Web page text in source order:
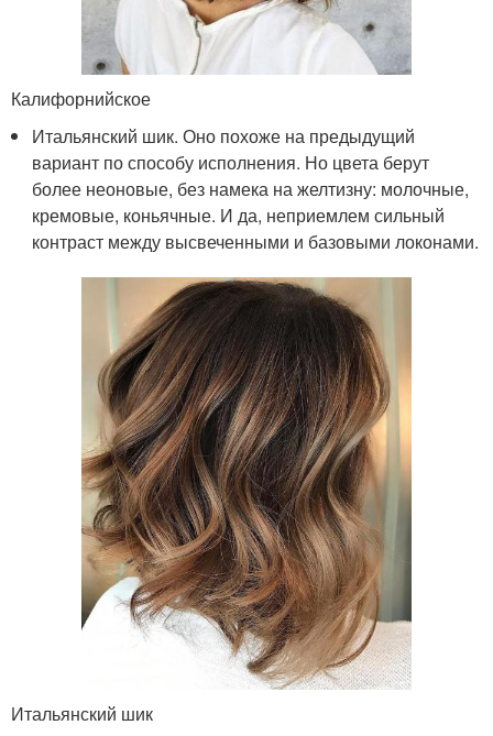
Калифорнийское
Итальянский шик. Оно похоже на предыдущий
вариант по способу исполнения. Но цвета берут
более неоновые, без намека на желтизну: молочные,
кремовые, коньячные. И да, неприемлем сильный
контраст между высвеченными и базовыми локонами.
Итальянский шик